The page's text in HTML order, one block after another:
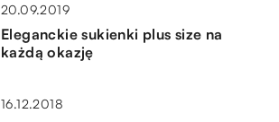
20.09.2019
Eleganckie sukienki plus size na
każdą okazję
16.12.2018